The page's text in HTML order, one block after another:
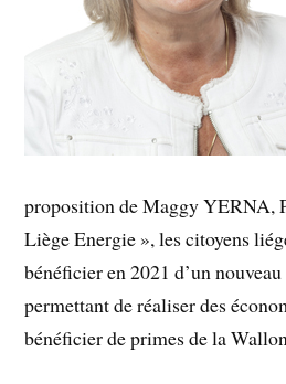
proposition de Maggy YERNA,
Liège Energie », les citoyens
bénéficier en 2021 d’un
permettant de réaliser des
bénéficier de primes de la